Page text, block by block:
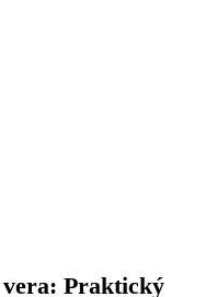
vera: Praktický